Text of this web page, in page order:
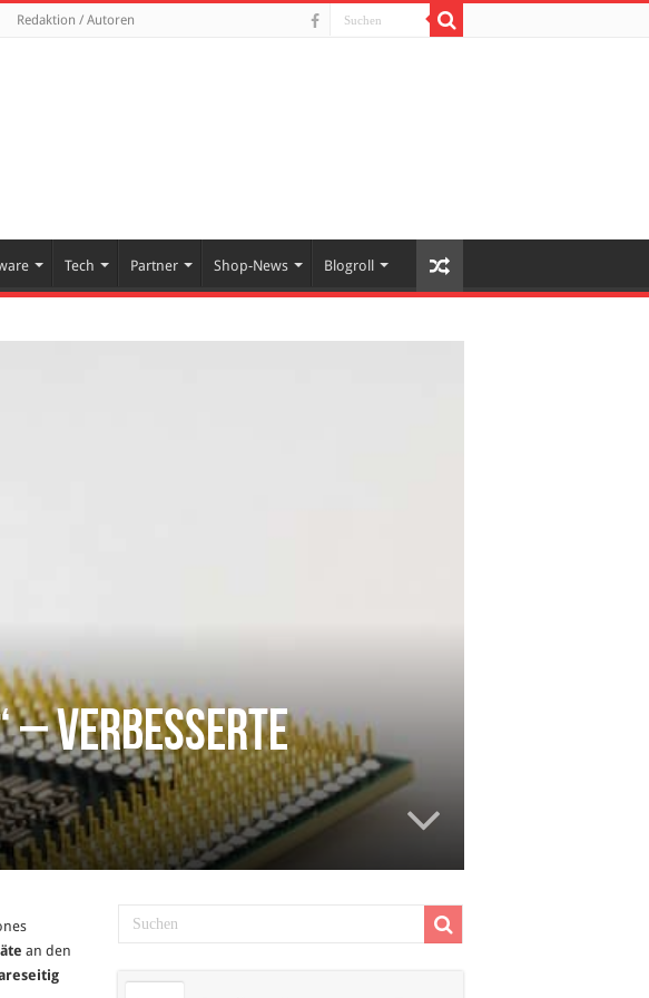
Redaktion / Autoren
Tech Partner Shop-News Blogroll
– verbesserte
an den